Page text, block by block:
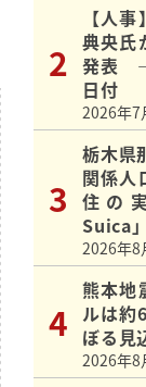
【人
典央氏
発表
日付
2026年7
栃木県
関係人
住の
Suica
2026年8
熊本地
ルは約
ぼる見
2026年8